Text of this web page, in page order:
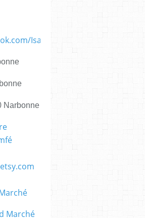
IsabelleKrief.ArtistePeintre/
Narbonne
Marché